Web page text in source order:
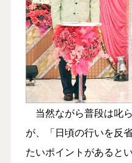
当然ながら普段は叱
が、「日頃の行いを反
たいポイントがあると